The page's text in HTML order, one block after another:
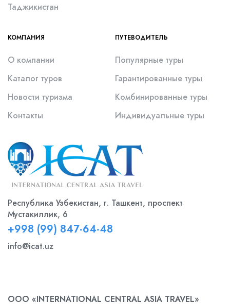
Таджикистан
КОМПАНИЯ
О компании
Каталог туров
Новости туризма
Контакты
ПУТЕВОДИТЕЛЬ
Популярные туры
Гарантированные туры
Комбинированные туры
Индивидуальные туры
Республика Узбекистан, г. Ташкент, проспект
Мустакиллик, 6
+998 (99) 847-64-48
info@icat.uz
ООО «INTERNATIONAL CENTRAL ASIA TRAVEL»